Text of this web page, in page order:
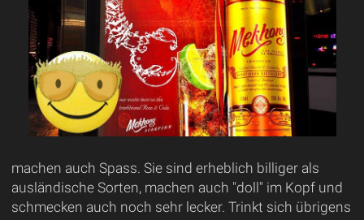
machen auch Spass. Sie sind erheblich billiger als
ausländische Sorten, machen auch "doll" im Kopf und
schmecken auch noch sehr lecker. Trinkt sich übrigens